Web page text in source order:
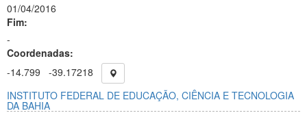
01/04/2016
Fim:
-
Coordenadas:
-14.799
-39.17218
INSTITUTO FEDERAL DE EDUCAÇÃO, CIÊNCIA E TECNOLOGIA
DA BAHIA